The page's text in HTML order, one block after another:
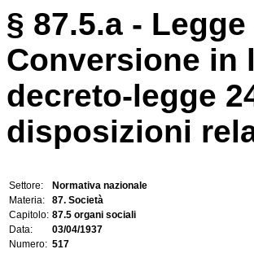
§ 87.5.a -
Conversione in
decreto-legge
disposizioni
Settore:
Normativa nazionale
Materia:
87. Società
Capitolo: 87.5 organi sociali
Data:
03/04/1937
Numero: 517